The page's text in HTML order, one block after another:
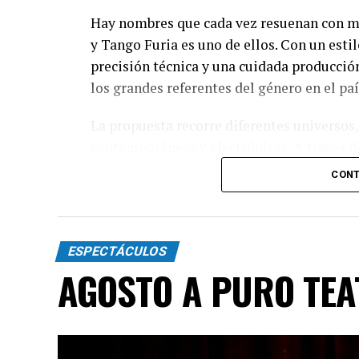
Hay nombres que cada vez resuenan con
y Tango Furia es uno de ellos. Con un
precisión técnica y una cuidada
los grandes referentes del género en el
espectáculo transita distintas
toda la intensidad que caracteriza al 2x4.
diagonales, las acrobacias, los firuletes y
"Queremos que quienes todavía no
emocionar a todas las generaciones. Y
tengan ganas de volver, porque cada
ESPECTÁCULOS
AGOSTO A PURO